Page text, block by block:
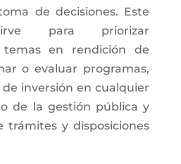
de decisiones. Este
para priorizar
temas en rendición de
o evaluar programas,
inversión en cualquier
de la gestión pública y
trámites y disposiciones